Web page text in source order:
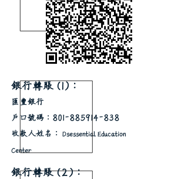
銀行轉賬 (1)：
匯豐銀行
戶口號碼：801-885914-838
收款人姓名：
Dsessential Education
Center
銀行轉賬 (2)：